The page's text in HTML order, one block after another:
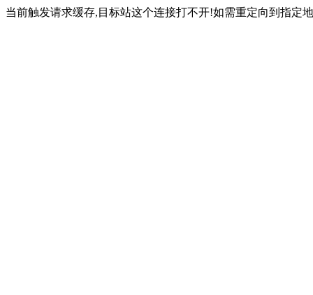
当前触发请求缓存,目标站这个连接打不开!如需重定向到指定